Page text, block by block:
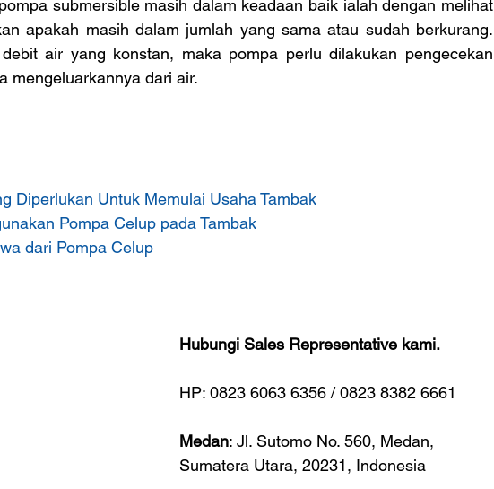
submersible masih dalam keadaan baik ialah dengan melihat
apakah masih dalam jumlah yang sama atau sudah berkurang.
air yang konstan, maka pompa perlu dilakukan pengecekan
mengeluarkannya dari air.
Diperlukan Untuk Memulai Usaha Tambak
Pompa Celup pada Tambak
dari Pompa Celup
Hubungi Sales Representative kami.
HP: 0823 6063 6356 / 0823 8382 6661
Medan: Jl. Sutomo No. 560, Medan,
Sumatera Utara, 20231, Indonesia